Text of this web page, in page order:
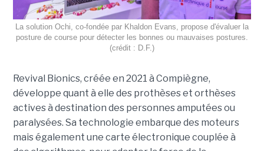
La solution Ochi, co-fondée par Khaldon Evans, propose d'évaluer la
posture de course pour détecter les bonnes ou mauvaises postures.
(crédit : D.F.)
Revival Bionics, créée en 2021 à Compiègne,
développe quant à elle des prothèses et orthèses
actives à destination des personnes amputées ou
paralysées. Sa technologie embarque des moteurs
mais également une carte électronique couplée à